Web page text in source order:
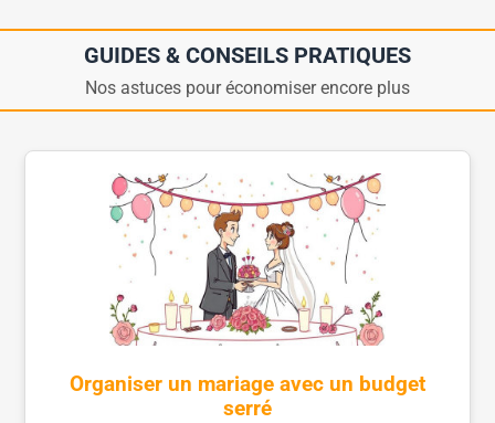
GUIDES & CONSEILS PRATIQUES
Nos astuces pour économiser encore plus
Organiser un mariage avec un budget
serré